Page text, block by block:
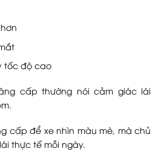
tốc độ cao
cấp thường nói cảm giác lái
cấp để xe nhìn màu mè, mà chủ
thực tế mỗi ngày.